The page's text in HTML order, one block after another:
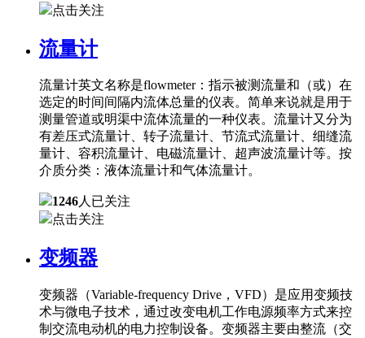
点击关注
流量计
流量计英文名称是flowmeter：指示被测流量和（或）在
选定的时间间隔内流体总量的仪表。简单来说就是用于
测量管道或明渠中流体流量的一种仪表。流量计又分为
有差压式流量计、转子流量计、节流式流量计、细缝流
量计、容积流量计、电磁流量计、超声波流量计等。按
介质分类：液体流量计和气体流量计。
1246人已关注
点击关注
变频器
变频器（Variable-frequency Drive，VFD）是应用变频技
术与微电子技术，通过改变电机工作电源频率方式来控
制交流电动机的电力控制设备。变频器主要由整流（交